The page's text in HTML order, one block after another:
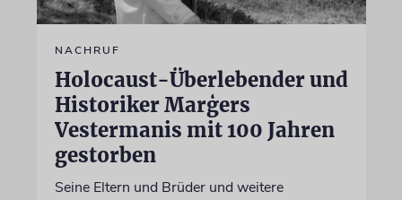
NACHRUF
Holocaust-Überlebender und
Historiker Marģers
Vestermanis mit 100 Jahren
gestorben
Seine Eltern und Brüder und weitere